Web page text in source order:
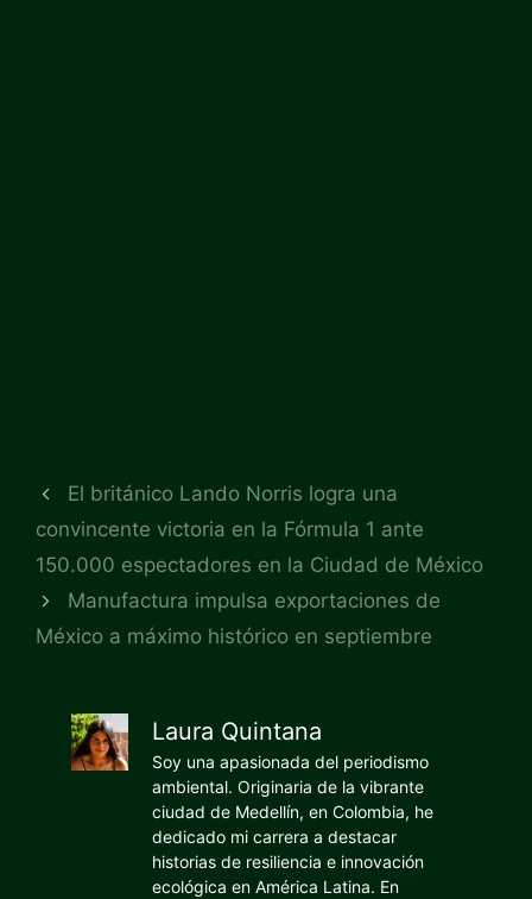
El británico Lando Norris logra una
convincente victoria en la Fórmula 1 ante
150.000 espectadores en la Ciudad de México
Manufactura impulsa exportaciones de
México a máximo histórico en septiembre
Laura Quintana
Soy una apasionada del periodismo
ambiental. Originaria de la vibrante
ciudad de Medellín, en Colombia, he
dedicado mi carrera a destacar
historias de resiliencia e innovación
ecológica en América Latina. En